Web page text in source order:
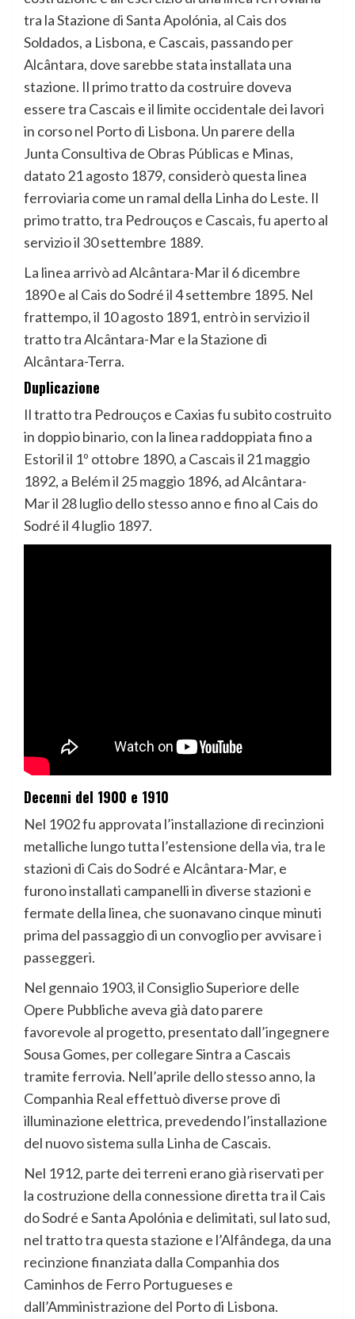
tra la Stazione di Santa Apolónia, al Cais dos
Soldados, a Lisbona, e Cascais, passando per
Alcântara, dove sarebbe stata installata una
stazione. Il primo tratto da costruire doveva
essere tra Cascais e il limite occidentale dei lavori
in corso nel Porto di Lisbona. Un parere della
Junta Consultiva de Obras Públicas e Minas,
datato 21 agosto 1879, considerò questa linea
ferroviaria come un ramal della Linha do Leste. Il
primo tratto, tra Pedrouços e Cascais, fu aperto al
servizio il 30 settembre 1889.
La linea arrivò ad Alcântara-Mar il 6 dicembre
1890 e al Cais do Sodré il 4 settembre 1895. Nel
frattempo, il 10 agosto 1891, entrò in servizio il
tratto tra Alcântara-Mar e la Stazione di
Alcântara-Terra.
Duplicazione
Il tratto tra Pedrouços e Caxias fu subito costruito
in doppio binario, con la linea raddoppiata fino a
Estoril il 1º ottobre 1890, a Cascais il 21 maggio
1892, a Belém il 25 maggio 1896, ad Alcântara-
Mar il 28 luglio dello stesso anno e fino al Cais do
Sodré il 4 luglio 1897.
Decenni del 1900 e 1910
Nel 1902 fu approvata l’installazione di recinzioni
metalliche lungo tutta l’estensione della via, tra le
stazioni di Cais do Sodré e Alcântara-Mar, e
furono installati campanelli in diverse stazioni e
fermate della linea, che suonavano cinque minuti
prima del passaggio di un convoglio per avvisare i
passeggeri.
Nel gennaio 1903, il Consiglio Superiore delle
Opere Pubbliche aveva già dato parere
favorevole al progetto, presentato dall’ingegnere
Sousa Gomes, per collegare Sintra a Cascais
tramite ferrovia. Nell’aprile dello stesso anno, la
Companhia Real effettuò diverse prove di
illuminazione elettrica, prevedendo l’installazione
del nuovo sistema sulla Linha de Cascais.
Nel 1912, parte dei terreni erano già riservati per
la costruzione della connessione diretta tra il Cais
do Sodré e Santa Apolónia e delimitati, sul lato sud,
nel tratto tra questa stazione e l’Alfândega, da una
recinzione finanziata dalla Companhia dos
Caminhos de Ferro Portugueses e
dall’Amministrazione del Porto di Lisbona.